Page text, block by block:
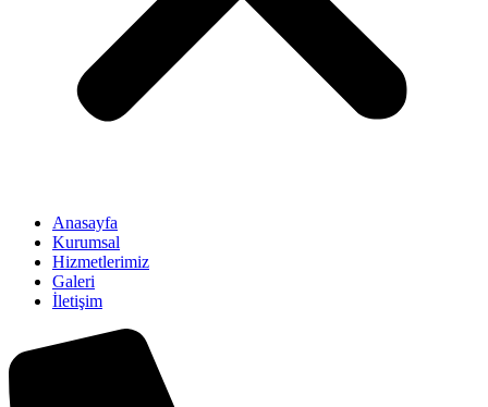
Anasayfa
Kurumsal
Hizmetlerimiz
Galeri
İletişim